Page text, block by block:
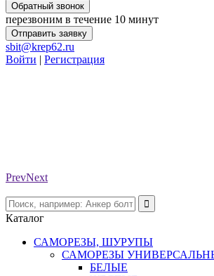
Обратный звонок
перезвоним в течение 10 минут
Отправить заявку
sbit@krep62.ru
Войти | Регистрация
PrevNext
Каталог
САМОРЕЗЫ, ШУРУПЫ
САМОРЕЗЫ
БЕЛЫЕ